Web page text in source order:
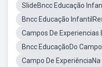
SlideBncc Educação
Bncc Educação
Campos De Experiencias
Bncc EducaçãoDo Campo
Campo De